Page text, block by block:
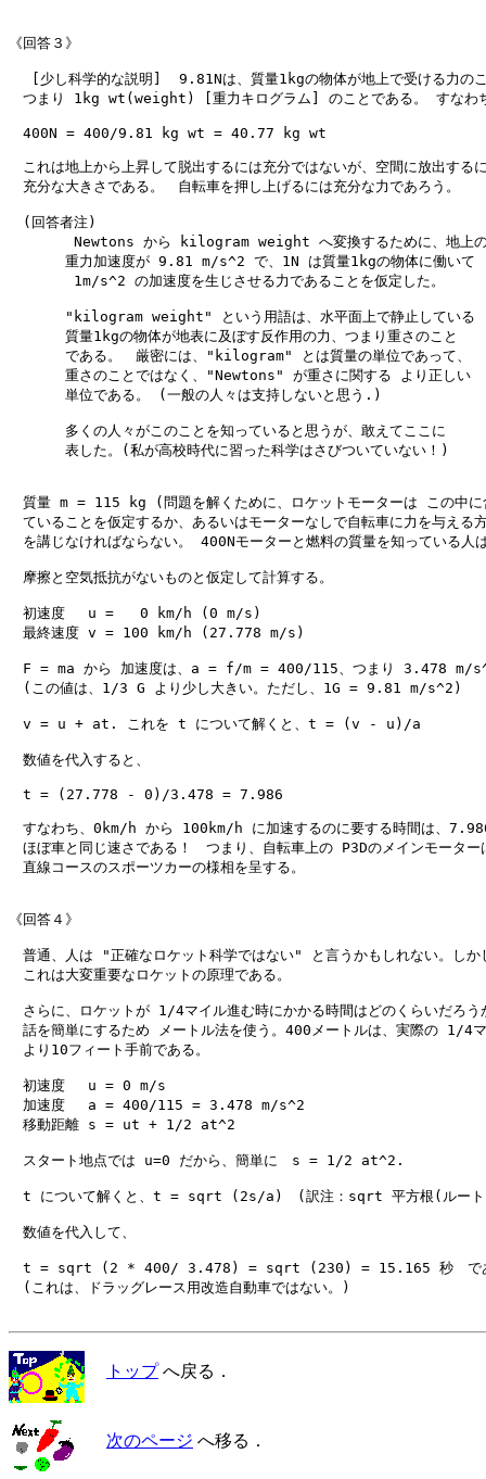
《回答３》
[少し科学的な説明]  9.81Nは、質量1kgの物体が地上で受ける力のこ
つまり 1kg wt(weight) [重力キログラム] のことである。 すなわち
400N = 400/9.81 kg wt = 40.77 kg wt
これは地上から上昇して脱出するには充分ではないが、空間に放出する
充分な大きさである。　自転車を押し上げるには充分な力であろう。
(回答者注)
Newtons から kilogram weight へ変換するために、地上
重力加速度が 9.81 m/s^2 で、1N は質量1kgの物体に働いて
1m/s^2 の加速度を生じさせる力であることを仮定した。
"kilogram weight" という用語は、水平面上で静止している
質量1kgの物体が地表に及ぼす反作用の力、つまり重さのこと
である。　厳密には、"kilogram" とは質量の単位であって、
重さのことではなく、"Newtons" が重さに関する より正しい
単位である。 (一般の人々は支持しないと思う.)
多くの人々がこのことを知っていると思うが、敢えてここに
表した。(私が高校時代に習った科学はさびついていない！)
質量 m = 115 kg (問題を解くために、ロケットモーターは この中に
ていることを仮定するか、あるいはモーターなしで自転車に力を与える
を講じなければならない。 400Nモーターと燃料の質量を知っている人
摩擦と空気抵抗がないものと仮定して計算する。
初速度　 u =   0 km/h (0 m/s)
最終速度 v = 100 km/h (27.778 m/s)
F = ma から 加速度は、a = f/m = 400/115、つまり 3.478 m/
(この値は、1/3 G より少し大きい。ただし、1G = 9.81 m/s^2)
v = u + at. これを t について解くと、t = (v - u)/a
数値を代入すると、
t = (27.778 - 0)/3.478 = 7.986
すなわち、0km/h から 100km/h に加速するのに要する時間は、
ほぼ車と同じ速さである！　つまり、自転車上の P3Dのメインモーター
直線コースのスポーツカーの様相を呈する。
《回答４》
普通、人は "正確なロケット科学ではない" と言うかもしれない。しか
これは大変重要なロケットの原理である。
さらに、ロケットが 1/4マイル進む時にかかる時間はどのくらいだろう
話を簡単にするため メートル法を使う。400メートルは、実際の 1/4
より10フィート手前である。
初速度　 u = 0 m/s
加速度　 a = 400/115 = 3.478 m/s^2
移動距離 s = ut + 1/2 at^2
スタート地点では u=0 だから、簡単に　s = 1/2 at^2.
t について解くと、t = sqrt (2s/a)　(訳注：sqrt 平方根(ルート
数値を代入して、
t = sqrt (2 * 400/ 3.478) = sqrt (230) = 15.165 秒　であ
(これは、ドラッグレース用改造自動車ではない。)
トップへ戻る．
次のページ へ移る．